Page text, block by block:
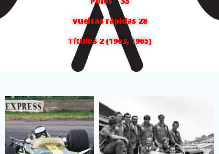
Vueltas rápidas 28
Títulos 2 (1963, 1965)